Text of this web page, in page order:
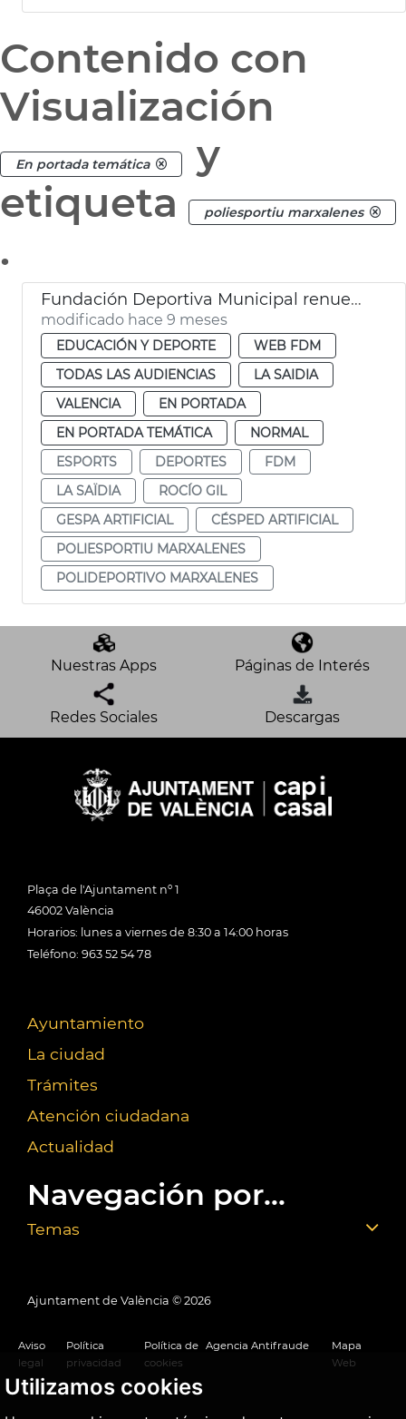
Utilizamos cookies
Contenido con
Visualización
En portada temática
y
etiqueta
poliesportiu marxalenes
.
Fundación Deportiva Municipal renueva césped artificial polideportivo Marxalenes
modificado hace 9 meses
EDUCACIÓN Y DEPORTE
WEB FDM
TODAS LAS AUDIENCIAS
LA SAIDIA
VALENCIA
EN PORTADA
EN PORTADA TEMÁTICA
NORMAL
ESPORTS
DEPORTES
FDM
LA SAÏDIA
ROCÍO GIL
GESPA ARTIFICIAL
CÉSPED ARTIFICIAL
POLIESPORTIU MARXALENES
POLIDEPORTIVO MARXALENES
Nuestras Apps Páginas de Interés
Redes Sociales Descargas
Plaça de l'Ajuntament nº 1
46002 València
Horarios: lunes a viernes de 8:30 a 14:00 horas
Teléfono: 963 52 54 78
Ayuntamiento
La ciudad
Trámites
Atención ciudadana
Actualidad
Navegación por...
Temas
Ajuntament de València © 2026
Aviso
legal
Política
privacidad
Política de
cookies
Agencia Antifraude
Mapa
Web